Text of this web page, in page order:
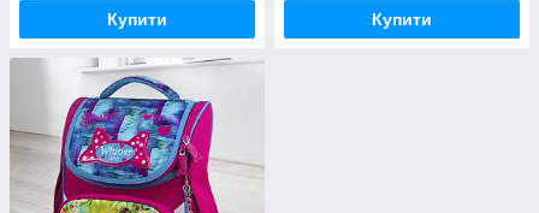
Купити Купити